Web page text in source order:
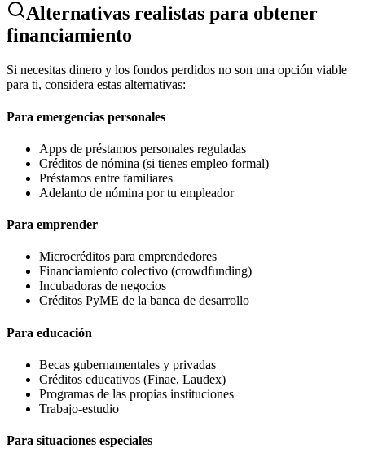
Alternativas realistas para obtener
financiamiento
Si necesitas dinero y los fondos perdidos no son una opción viable
para ti, considera estas alternativas:
Para emergencias personales
Apps de préstamos personales reguladas
Créditos de nómina (si tienes empleo formal)
Préstamos entre familiares
Adelanto de nómina por tu empleador
Para emprender
Microcréditos para emprendedores
Financiamiento colectivo (crowdfunding)
Incubadoras de negocios
Créditos PyME de la banca de desarrollo
Para educación
Becas gubernamentales y privadas
Créditos educativos (Finae, Laudex)
Programas de las propias instituciones
Trabajo-estudio
Para situaciones especiales